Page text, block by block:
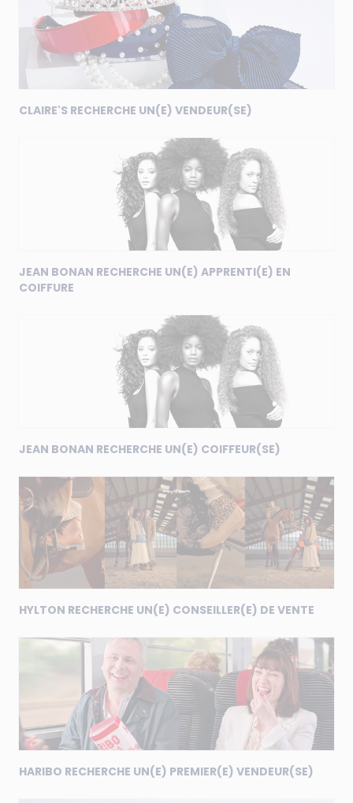
CLAIRE'S RECHERCHE UN(E) VENDEUR(SE)
JEAN BONAN RECHERCHE UN(E) APPRENTI(E) EN
COIFFURE
JEAN BONAN RECHERCHE UN(E) COIFFEUR(SE)
HYLTON RECHERCHE UN(E) CONSEILLER(E) DE VENTE
HARIBO RECHERCHE UN(E) PREMIER(E) VENDEUR(SE)